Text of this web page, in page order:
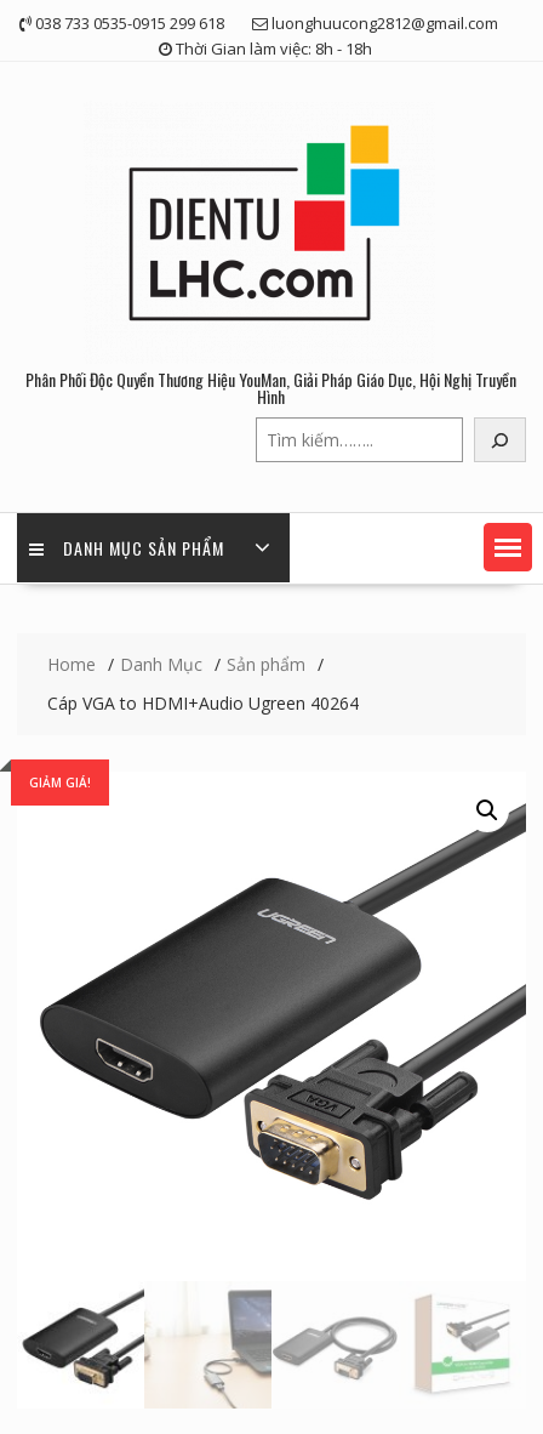
Skip 038 733 0535-0915 299 618
luonghuucong2812@gmail.com
Thời Gian làm việc: 8h - 18h
Phân Phối Độc Quyền Thương Hiệu YouMan, Giải Pháp Giáo Dục, Hội Nghị Truyền
Hình
kiếm
DANH MỤC SẢN PHẨM
Home Danh Mục
Sản phẩm
Cáp VGA to HDMI+Audio Ugreen 40264
GIẢM GIÁ!